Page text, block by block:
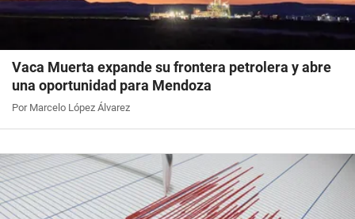
Vaca Muerta expande su frontera petrolera y abre
una oportunidad para Mendoza
Por Marcelo López Álvarez